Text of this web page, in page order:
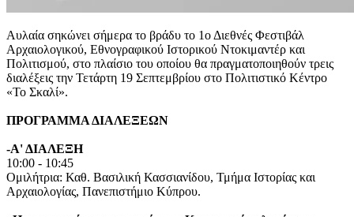
Αυλαία σηκώνει σήμερα το βράδυ το 1ο Διεθνές Φεστιβάλ
Αρχαιολογικού, Εθνογραφικού Ιστορικού Ντοκιμαντέρ και
Πολιτισμού, στο πλαίσιο του οποίου θα πραγματοποιηθούν τρεις
διαλέξεις την Τετάρτη 19 Σεπτεμβρίου στο Πολιτιστικό Κέντρο
«Το Σκαλί».
ΠΡΟΓΡΑΜΜΑ ΔΙΑΛΕΞΕΩΝ
-Α' ΔΙΑΛΕΞΗ
10:00 - 10:45
Ομιλήτρια: Καθ. Βασιλική Κασσιανίδου, Τμήμα Ιστορίας και
Αρχαιολογίας, Πανεπιστήμιο Κύπρου.